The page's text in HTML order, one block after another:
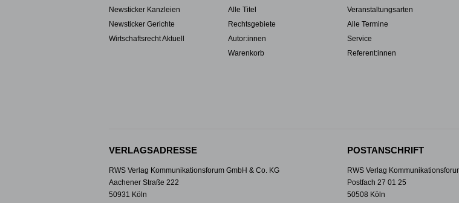
Newsticker Kanzleien
Newsticker Gerichte
Wirtschaftsrecht Aktuell
Alle Titel
Rechtsgebiete
Autor:innen
Warenkorb
Veranstaltungsarten
Alle Termine
Service
Referent:innen
VERLAGSADRESSE
RWS Verlag Kommunikationsforum GmbH & Co. KG
Aachener Straße 222
50931 Köln
POSTANSCHRIFT
RWS Verlag
Postfach 27 01 25
50508 Köln